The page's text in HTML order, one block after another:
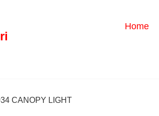
Home
CANOPY LIGHT